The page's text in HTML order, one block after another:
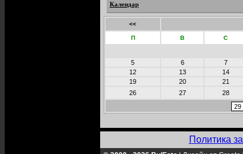
Календар
<<
П В С
5
6 7
12
13 14
19
20 21
26
27 28
Политика